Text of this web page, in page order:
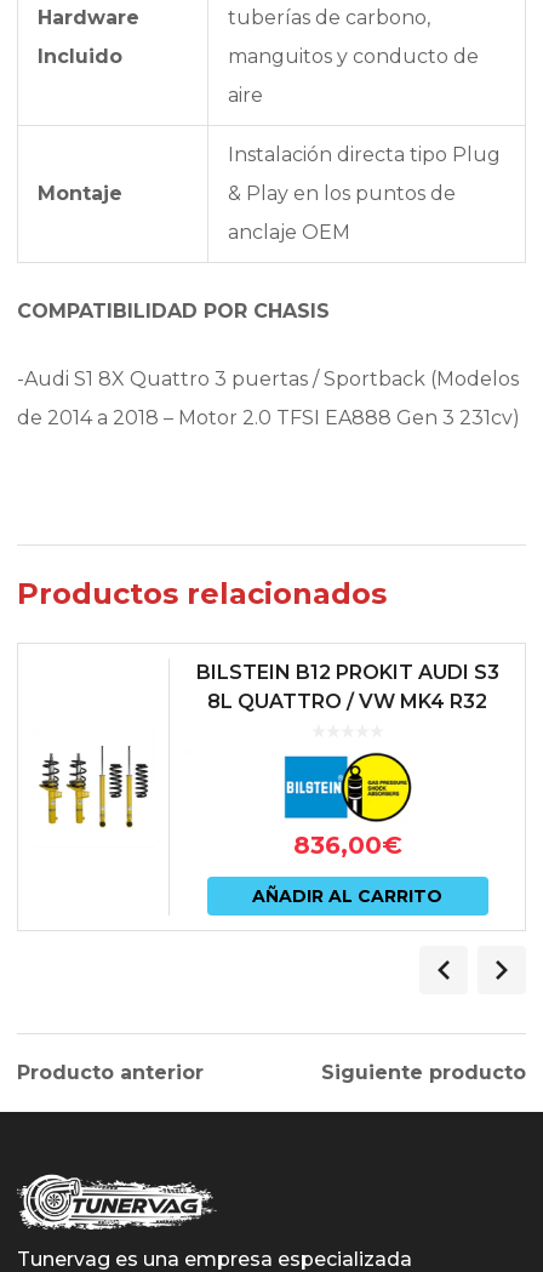
Hardware
Incluido
tuberías de carbono,
manguitos y conducto de
aire
Montaje
Instalación directa tipo Plug
& Play en los puntos de
anclaje OEM
COMPATIBILIDAD POR CHASIS
-Audi S1 8X Quattro 3 puertas / Sportback (Modelos
de 2014 a 2018 – Motor 2.0 TFSI EA888 Gen 3 231cv)
Productos relacionados
BILSTEIN B12 PROKIT AUDI S3
8L QUATTRO / VW MK4 R32
836,00€
AÑADIR AL CARRITO
Producto anterior Siguiente producto
Tunervag es una empresa especializada